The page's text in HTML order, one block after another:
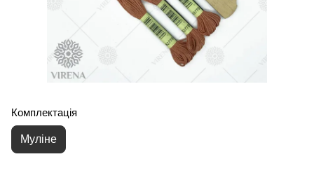
Комплектація
Муліне